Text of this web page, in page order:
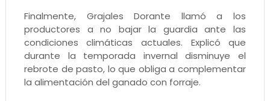
Finalmente, Grajales Dorante llamó a los
productores a no bajar la guardia ante las
condiciones climáticas actuales. Explicó que
durante la temporada invernal disminuye el
rebrote de pasto, lo que obliga a complementar
la alimentación del ganado con forraje.